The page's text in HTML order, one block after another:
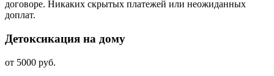
договоре. Никаких скрытых платежей или неожиданных
доплат.
Детоксикация на дому
от 5000 руб.